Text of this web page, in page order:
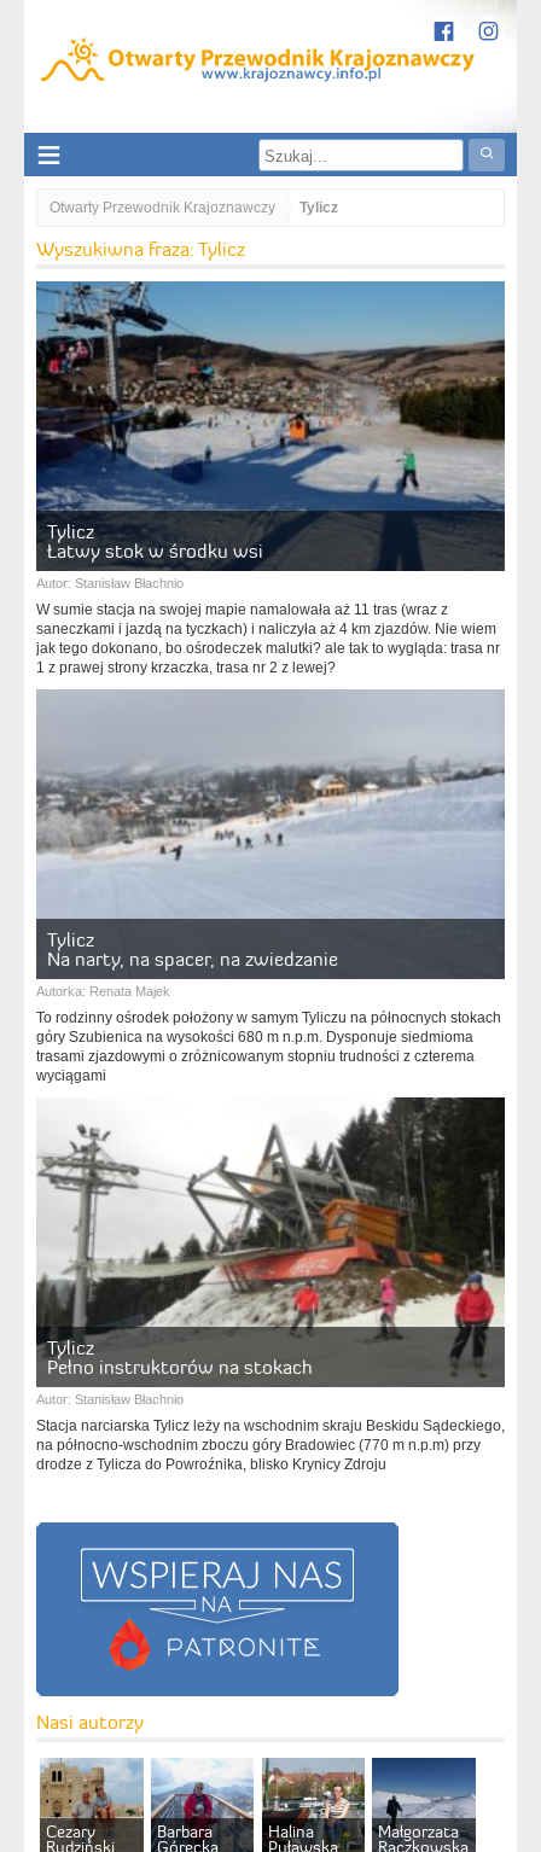
Otwarty Przewodnik Krajoznawczy Tylicz
Wyszukiwna fraza: Tylicz
Tylicz
Łatwy stok w środku wsi
Autor: Stanisław Błachnio
W sumie stacja na swojej mapie namalowała aż 11 tras (wraz z
saneczkami i jazdą na tyczkach) i naliczyła aż 4 km zjazdów. Nie wiem
jak tego dokonano, bo ośrodeczek malutki? ale tak to wygląda: trasa nr
1 z prawej strony krzaczka, trasa nr 2 z lewej?
Tylicz
Na narty, na spacer, na zwiedzanie
Autorka: Renata Majek
To rodzinny ośrodek położony w samym Tyliczu na północnych stokach
góry Szubienica na wysokości 680 m n.p.m. Dysponuje siedmioma
trasami zjazdowymi o zróżnicowanym stopniu trudności z czterema
wyciągami
Tylicz
Pełno instruktorów na stokach
Autor: Stanisław Błachnio
Stacja narciarska Tylicz leży na wschodnim skraju Beskidu Sądeckiego,
na północno-wschodnim zboczu góry Bradowiec (770 m n.p.m) przy
drodze z Tylicza do Powroźnika, blisko Krynicy Zdroju
Nasi autorzy
Cezary
Rudziński
Barbara
Górecka
Halina
Puławska
Małgorzata
Raczkowska